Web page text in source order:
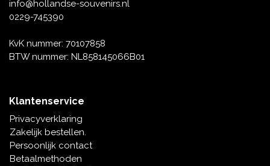
Koninghuis artikelen
Wandborden - Gekleurd en Delfts blauw
Peper en Zout stelletjes
Delfts blauwe magneten
Delfts blauwe Fashionitems
info@hollandse-souvenirs.nl
0229-745390
KvK nummer: 70107858
BTW nummer: NL858145066B01
Klantenservice
Privacyverklaring
Zakelijk bestellen.
Persoonlijk contact
Betaalmethoden